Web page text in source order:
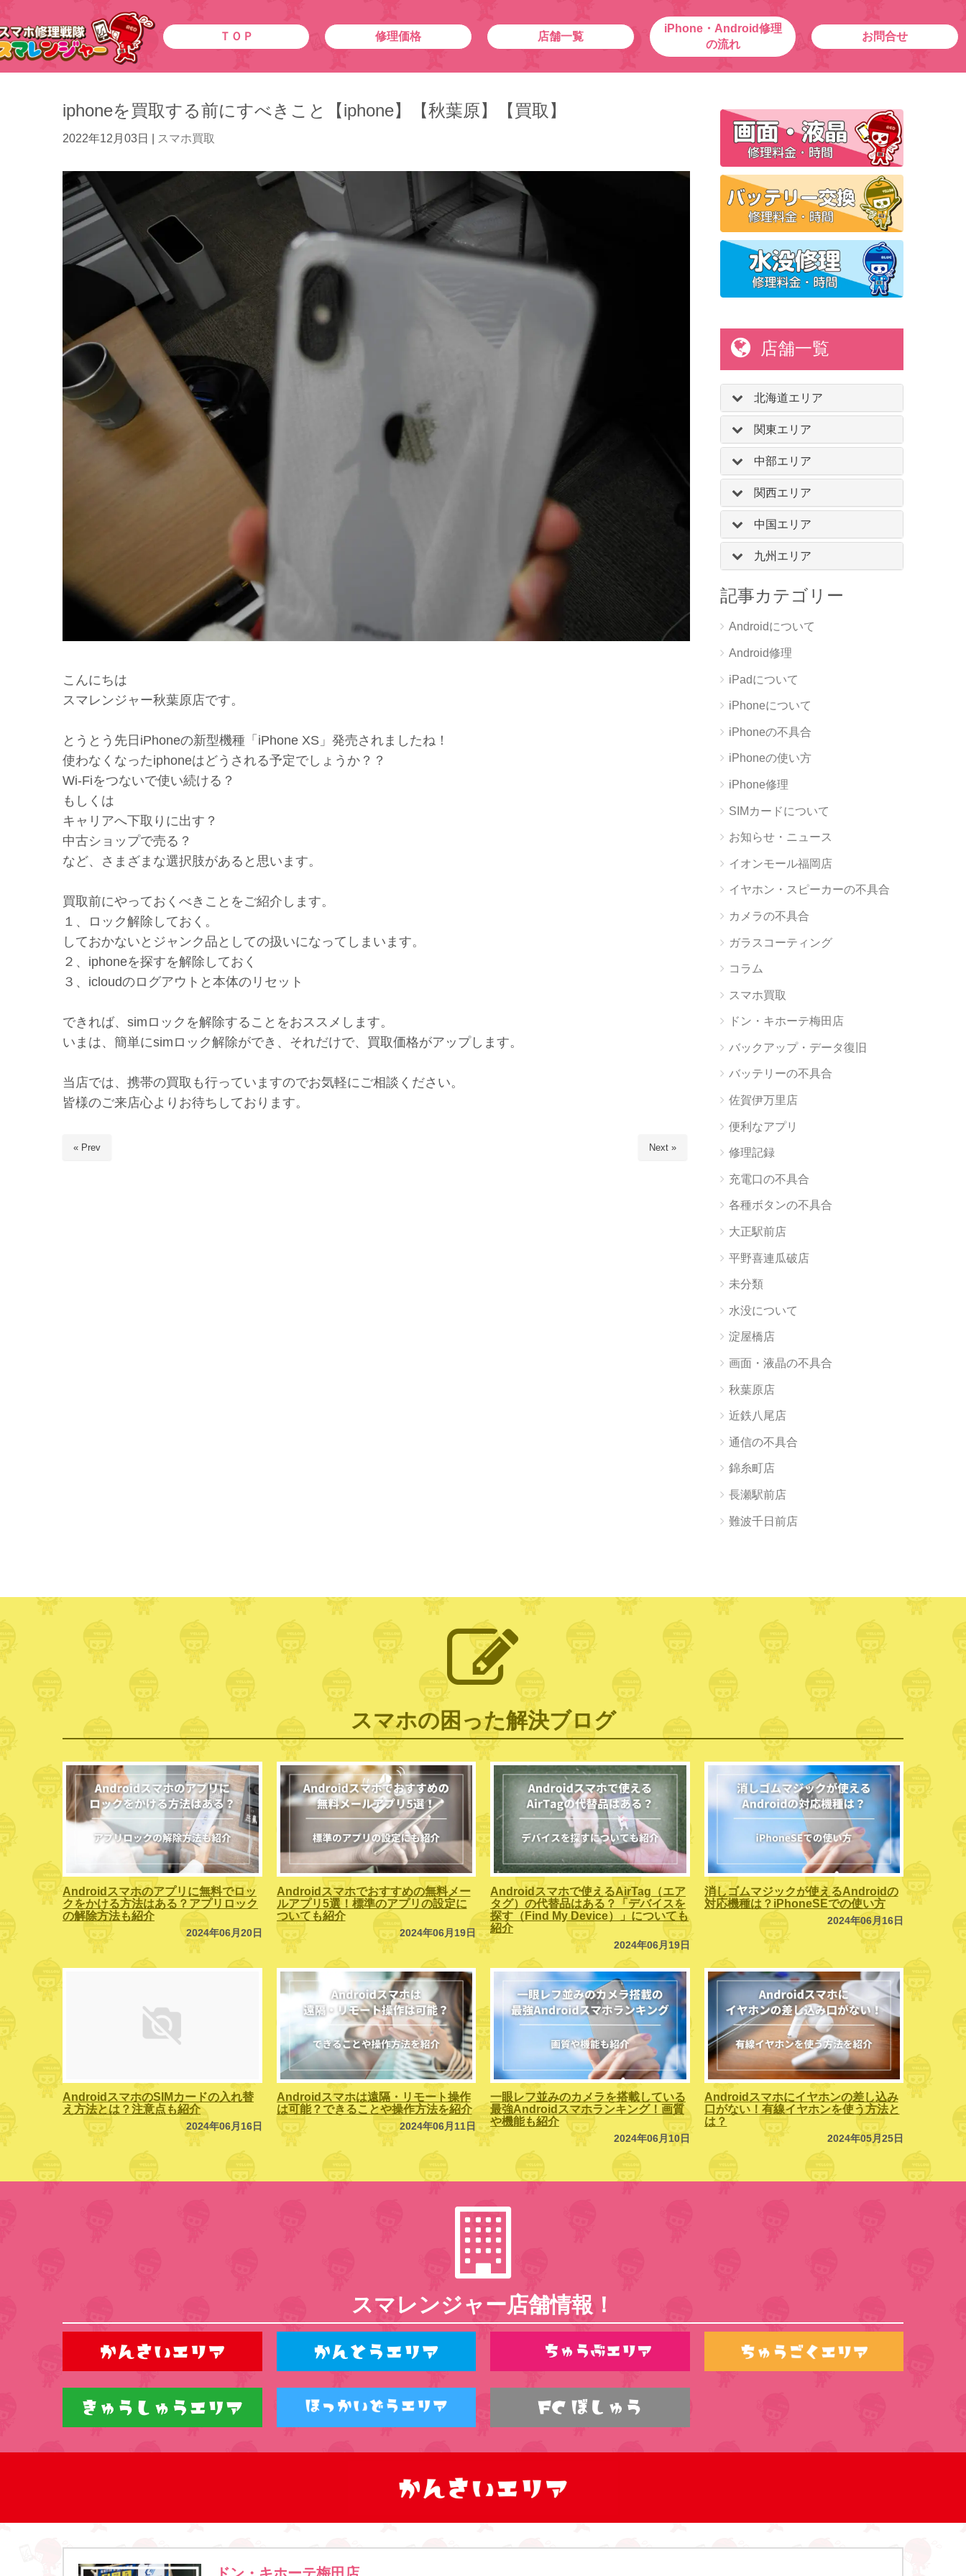
ＴＯＰ 修理価格 店舗一覧
iPhone・Android修理
の流れ
お問合せ
iphoneを買取する前にすべきこと【iphone】【秋葉原】【買取】
2022年12月03日 スマホ買取
こんにちは
スマレンジャー秋葉原店です。
とうとう先日iPhoneの新型機種「iPhone XS」発売されましたね！
使わなくなったiphoneはどうされる予定でしょうか？？
Wi-Fiをつないで使い続ける？
もしくは
キャリアへ下取りに出す？
中古ショップで売る？
など、さまざまな選択肢があると思います。
買取前にやっておくべきことをご紹介します。
１、ロック解除しておく。
しておかないとジャンク品としての扱いになってしまいます。
２、iphoneを探すを解除しておく
３、icloudのログアウトと本体のリセット
できれば、simロックを解除することをおススメします。
いまは、簡単にsimロック解除ができ、それだけで、買取価格がアップします。
当店では、携帯の買取も行っていますのでお気軽にご相談ください。
皆様のご来店心よりお待ちしております。
« Prev Next »
店舗一覧
北海道エリア
関東エリア
中部エリア
関西エリア
中国エリア
九州エリア
記事カテゴリー
Androidについて
Android修理
iPadについて
iPhoneについて
iPhoneの不具合
iPhoneの使い方
iPhone修理
SIMカードについて
お知らせ・ニュース
イオンモール福岡店
イヤホン・スピーカーの不具合
カメラの不具合
ガラスコーティング
コラム
スマホ買取
ドン・キホーテ梅田店
バックアップ・データ復旧
バッテリーの不具合
佐賀伊万里店
便利なアプリ
修理記録
充電口の不具合
各種ボタンの不具合
大正駅前店
平野喜連瓜破店
未分類
水没について
淀屋橋店
画面・液晶の不具合
秋葉原店
近鉄八尾店
通信の不具合
錦糸町店
長瀬駅前店
難波千日前店
スマホの困った解決ブログ
Androidスマホのアプリに無料でロッ
クをかける方法はある？アプリロック
の解除方法も紹介
2024年06月20日
Androidスマホでおすすめの無料メー
ルアプリ5選！標準のアプリの設定に
ついても紹介
2024年06月19日
Androidスマホで使えるAirTag（エア
タグ）の代替品はある？「デバイスを
探す（Find My Device）」についても
紹介
2024年06月19日
消しゴムマジックが使えるAndroidの
対応機種は？iPhoneSEでの使い方
2024年06月16日
AndroidスマホのSIMカードの入れ替
え方法とは？注意点も紹介
2024年06月16日
Androidスマホは遠隔・リモート操作
は可能？できることや操作方法を紹介
2024年06月11日
一眼レフ並みのカメラを搭載している
最強Androidスマホランキング！画質
や機能も紹介
2024年06月10日
Androidスマホにイヤホンの差し込み
口がない！有線イヤホンを使う方法と
は？
2024年05月25日
スマレンジャー店舗情報！